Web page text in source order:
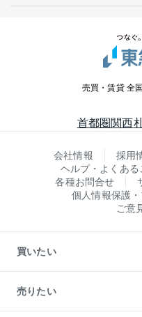
売買・賃貸 全
首都圏関西
会社情報 採用
ヘルプ・よくある
各種お問合せ
個人情報保護
ご意
買いたい
新築・分譲マンションの購入
中古マンションの購入
一戸建ての購入
売りたい